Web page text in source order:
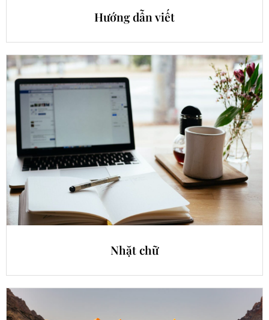
Hướng dẫn viết
Nhặt chữ